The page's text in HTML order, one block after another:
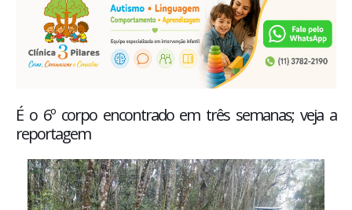
É o 6º corpo encontrado em três semanas; veja a
reportagem